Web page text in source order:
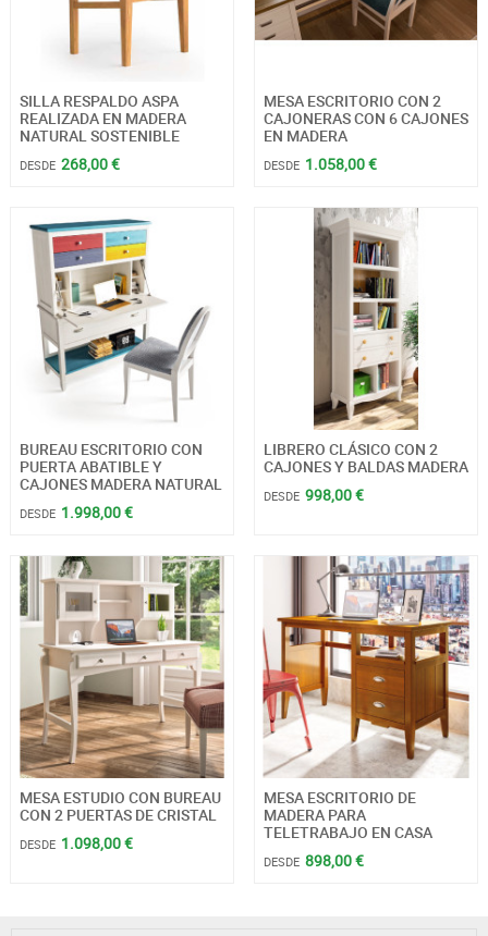
SILLA RESPALDO ASPA
REALIZADA EN MADERA
NATURAL SOSTENIBLE
DESDE 268,00 €
MESA ESCRITORIO CON 2
CAJONERAS CON 6 CAJONES
EN MADERA
DESDE 1.058,00 €
BUREAU ESCRITORIO CON
PUERTA ABATIBLE Y
CAJONES MADERA NATURAL
DESDE 1.998,00 €
LIBRERO CLÁSICO CON 2
CAJONES Y BALDAS MADERA
DESDE 998,00 €
MESA ESTUDIO CON BUREAU
CON 2 PUERTAS DE CRISTAL
DESDE 1.098,00 €
MESA ESCRITORIO DE
MADERA PARA
TELETRABAJO EN CASA
DESDE 898,00 €